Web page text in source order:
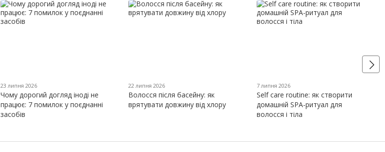
23 липня 2026
Чому дорогий догляд іноді не
працює: 7 помилок у поєднанні
засобів
22 липня 2026
Волосся після басейну: як
врятувати довжину від хлору
7 липня 2026
Self care routine: як створити
домашній SPA-ритуал для
волосся і тіла